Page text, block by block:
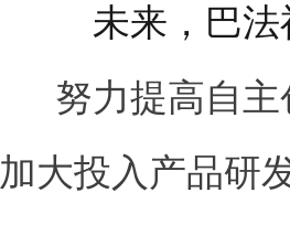
未来，巴
努力提高自
加大投入产品研